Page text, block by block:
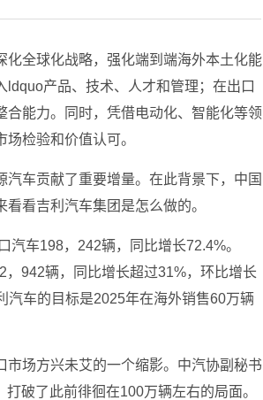
全球化战略，强化端到端海外本土化能
产品、技术、人才和管理；在出口
能力。同时，凭借电动化、智能化等领
检验和价值认可。
车贡献了重要增量。在此背景下，中国
看吉利汽车集团是怎么做的。
汽车198，242辆，同比增长72.4%。
942辆，同比增长超过31%，环比增长
汽车的目标是2025年在海外销售60万辆
场方兴未艾的一个缩影。中汽协副秘书
破了此前徘徊在100万辆左右的局面。